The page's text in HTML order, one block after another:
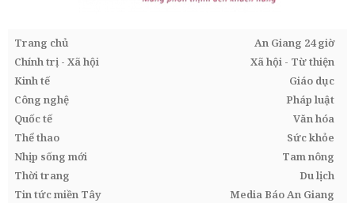
Trang chủ
An Giang 24 giờ
Chính trị - Xã hội
Xã hội - Từ thiện
Kinh tế
Giáo dục
Công nghệ
Pháp luật
Quốc tế
Văn hóa
Thể thao
Sức khỏe
Nhịp sống mới
Tam nông
Thời trang
Du lịch
Tin tức miền Tây
Media Báo An Giang